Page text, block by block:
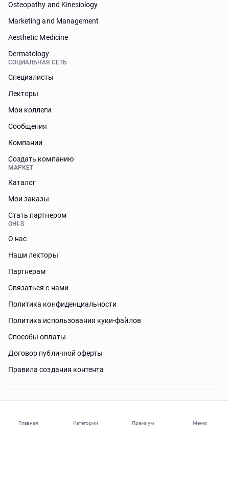
Главная Категории Премиум Меню
Osteopathy and Kinesiology
Marketing and Management
Aesthetic Medicine
Dermatology
СОЦИАЛЬНАЯ СЕТЬ
Специалисты
Лекторы
Мои коллеги
Сообщения
Компании
Создать компанию
МАРКЕТ
Каталог
Мои заказы
Стать партнером
OHI-S
О нас
Наши лекторы
Партнерам
Связаться с нами
Политика конфиденциальности
Политика использования куки-файлов
Способы оплаты
Договор публичной оферты
Правила создания контента
Нужна помощь?